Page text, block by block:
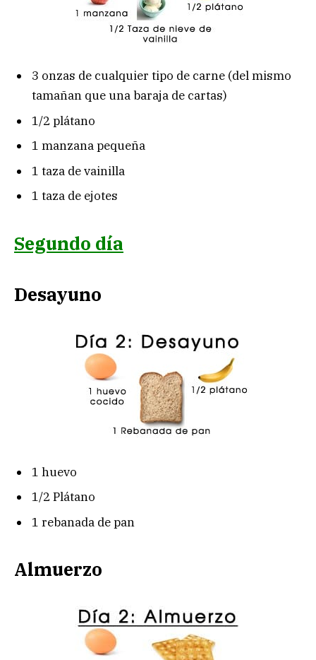
3 onzas de cualquier tipo de carne (del mismo
tamañan que una baraja de cartas)
1/2 plátano
1 manzana pequeña
1 taza de vainilla
1 taza de ejotes
Segundo día
Desayuno
1 huevo
1/2 Plátano
1 rebanada de pan
Almuerzo